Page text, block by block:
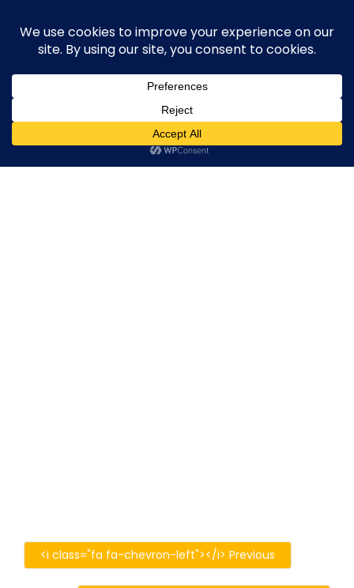
content
execute-stylife.com
upload it including a road bike of l1stylish and
other hobbies
O
O
E
IMG_9158
IMG_9158
l1stylishIMG_91580 Comments
<i class="fa fa-chevron-left"></i> Previous